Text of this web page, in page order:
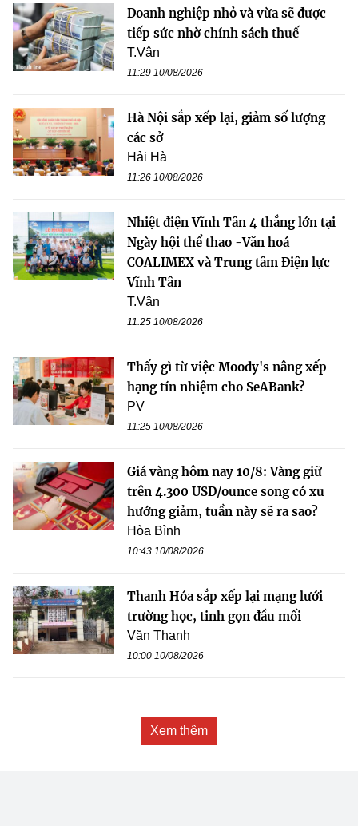
Doanh nghiệp nhỏ và vừa sẽ được
tiếp sức nhờ chính sách thuế
T.Vân
11:29 10/08/2026
Hà Nội sắp xếp lại, giảm số lượng
các sở
Hải Hà
11:26 10/08/2026
Nhiệt điện Vĩnh Tân 4 thắng lớn tại
Ngày hội thể thao -Văn hoá
COALIMEX và Trung tâm Điện lực
Vĩnh Tân
T.Vân
11:25 10/08/2026
Thấy gì từ việc Moody's nâng xếp
hạng tín nhiệm cho SeABank?
PV
11:25 10/08/2026
Giá vàng hôm nay 10/8: Vàng giữ
trên 4.300 USD/ounce song có xu
hướng giảm, tuần này sẽ ra sao?
Hòa Bình
10:43 10/08/2026
Thanh Hóa sắp xếp lại mạng lưới
trường học, tinh gọn đầu mối
Văn Thanh
10:00 10/08/2026
Xem thêm